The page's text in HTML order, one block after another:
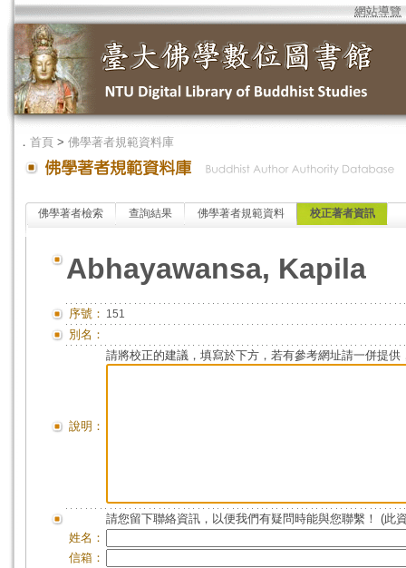
網站導覽
． 首頁 > 佛學著者規範資料庫
佛學著者檢索 查詢結果 佛學著者規範資料 校正著者資訊
Abhayawansa, Kapila
序號： 151
別名：
說明：
請將校正的建議，填寫於下方，若有參考網址請一併提供
請您留下聯絡資訊，以便我們有疑問時能與您聯繫！ (此
姓名：
信箱：